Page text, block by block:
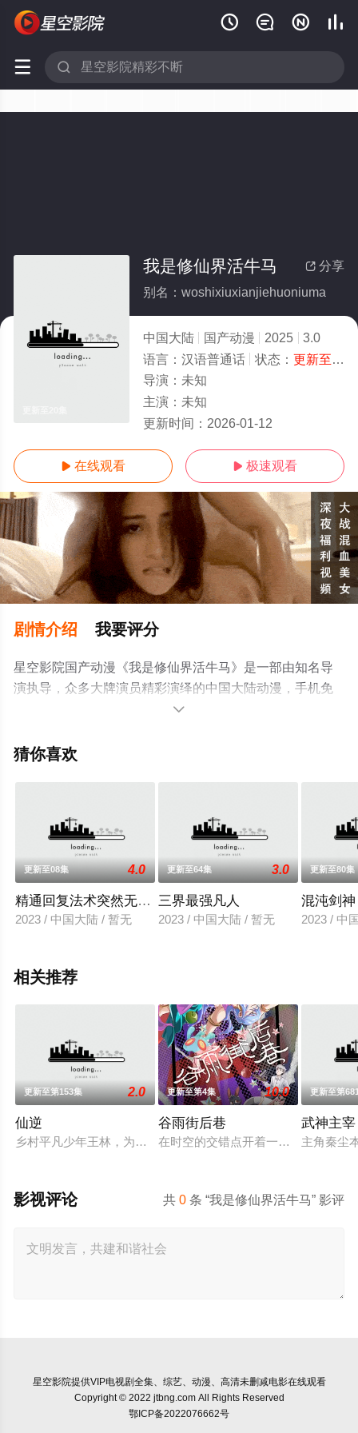
   
 
 分享
我是修仙界活牛马
别名：woshixiuxianjiehuoniuma
中国大陆 国产动漫 2025
3.0
语言： 汉语普通话 状态： 更新至20集
导演： 未知
主演： 未知
更新时间： 2026-01-12
 在线观看  极速观看
剧情介绍 我要评分
星空影院国产动漫《我是修仙界活牛马》是一部由知名导
演执导，众多大牌演员精彩演绎的中国大陆动漫，手机免
费观看高清无删减完整版动漫全集就上星空电影网，更多
解。

猜你喜欢
更新至08集 4.0
精通回复法术突然无敌了
2023 / 中国大陆 / 暂无
更新至64集 3.0
三界最强凡人
2023 / 中国大陆 / 暂无
更新至80集
混沌剑
2023 / 中
相关推荐
更新至第153集 2.0
仙逆
乡村平凡少年王林，为了心中不屈的信念踏入仙门修行，克服
更新至第4集 10.0
谷雨街后巷
在时空的交错点开着一间酒馆——谷
更新至第
武神主宰
主角秦尘
共0 条 “我是修仙界活牛马” 影评
影视评论
星空影院提供VIP电视剧全集、综艺、动漫、高清未删减电影在线观看
Copyright © 2022 jtbng.com All Rights Reserved
鄂ICP备2022076662号